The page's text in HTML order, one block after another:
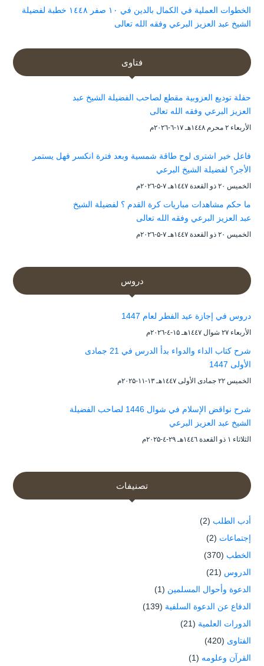
الخطوات العملية في الكمال بالدين في ١٠ صفر ١٤٤٨ خطبة لفضيلة
الشيخ عبد العزيز البرعي وفقه الله تعالى
فتاوى
حفلة توديع العزوبية مقطع لصاحب الفضيلة الشيخ عبد
العزيز البرعي وفقه الله تعالى
الأربعاء ۲ محرم ۱٤٤۸هـ ۱۷-٦-۲۰۲٦م
فاعل خير اشترى لوح طاقة شمسية وبعد فترة انكسر فهل يستمر
الأجر؟ لفضيلة الشيخ البرعي
الخميس ۲۰ ذو القعدة ۱٤٤۷هـ ۷-۵-۲۰۲٦م
ما حكم مشاهدات مباريات كرة القدم ؟ لفضيلة الشيخ
عبد العزيز البرعي وفقه الله تعالى
الخميس ۲۰ ذو القعدة ۱٤٤۷هـ ۷-۵-۲۰۲٦م
دروس
دروس في إجازة عيد الفطر لعام 1447
الأربعاء ۲۷ شوال ۱٤٤۷هـ ۱۵-٤-۲۰۲٦م
شرح كتاب الداء والدواء بدأ الدرس في 21 جمادى
الأولى 1447
الخميس ۲۲ جمادى الأولى ۱٤٤۷هـ ۱۳-۱۱-۲۰۲۵م
شرح نواقض الإسلام في شوال 1446 لصاحب الفضيلة
الشيخ عبد العزيز البرعي
الثلاثاء ۱ ذو القعدة ۱٤٤٦هـ ۲۹-٤-۲۰۲۵م
تصنيفات
أدب الطلب (2)
إجتماعات (2)
الخطب (370)
الدروس (21)
الدعوة وأحوال المسلمين (1)
الدفاع عن الدعوة السلفية (139)
الدورات العلمية (21)
الفتاوى (420)
القرآن وعلومه (1)